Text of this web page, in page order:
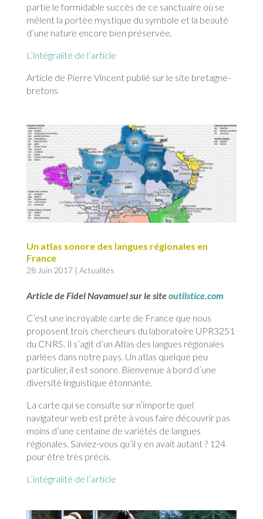
partie le formidable succès de ce sanctuaire où se
mêlent la portée mystique du symbole et la beauté
d’une nature encore bien préservée.
L’intégralité de l’article
Article de Pierre Vincent publié sur le site bretagne-
bretons
Un atlas sonore des langues régionales en
France
28 Juin 2017| Actualités
Article de Fidel Navamuel sur le siteoutilstice.com
C’est une incroyable carte de France que nous
proposent trois chercheurs du laboratoire UPR3251
du CNRS. Il s’agit d’un Atlas des langues régionales
parlées dans notre pays. Un atlas quelque peu
particulier, il est sonore. Bienvenue à bord d’une
diversité linguistique étonnante.
La carte qui se consulte sur n’importe quel
navigateur web est prête à vous faire découvrir pas
moins d’une centaine de variétés de langues
régionales. Saviez-vous qu’il y en avait autant ? 124
pour être très précis.
L’intégralité de l’article